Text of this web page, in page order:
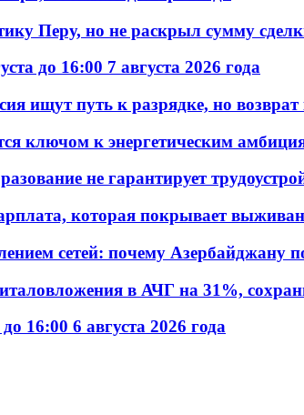
Перу, но не раскрыл сумму
до 16:00 7 августа 2026 года
ищут путь к разрядке, но
ключом к энергетическим
не гарантирует
которая покрывает
сетей: почему Азербайджану
в АЧГ на 31%,
16:00 6 августа 2026 года